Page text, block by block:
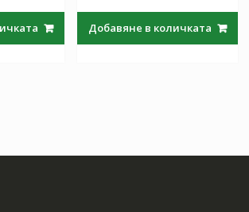
лв..57.64 лв..
97.97 лв..57.64
Добавяне в количката